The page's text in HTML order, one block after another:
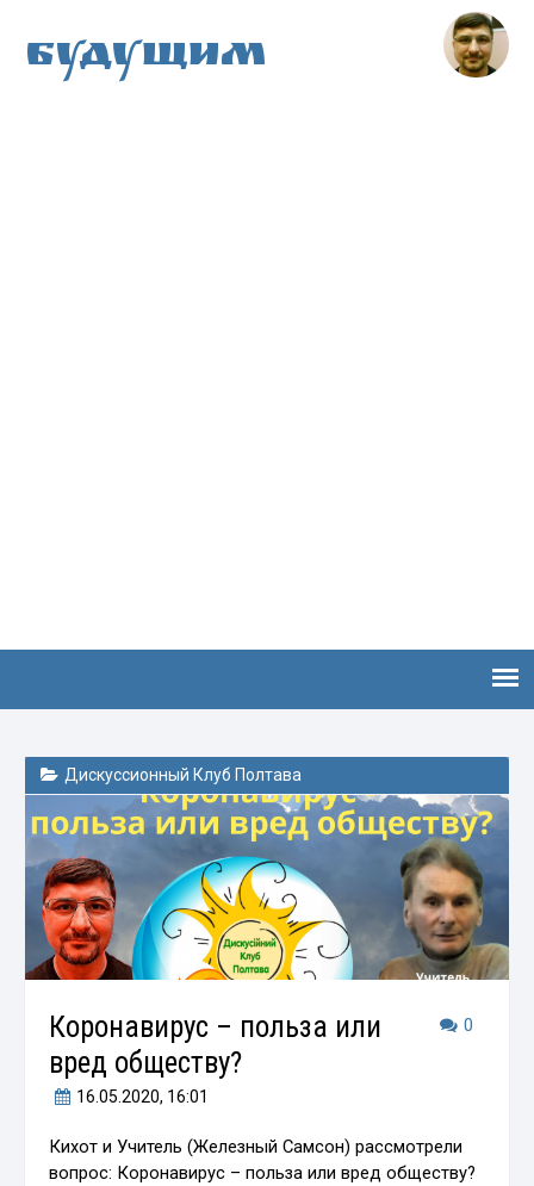
Будущим
Дискуссионный Клуб Полтава
0
Коронавирус – польза или
вред обществу?
16.05.2020, 16:01
Кихот и Учитель (Железный Самсон) рассмотрели
вопрос: Коронавирус – польза или вред обществу?